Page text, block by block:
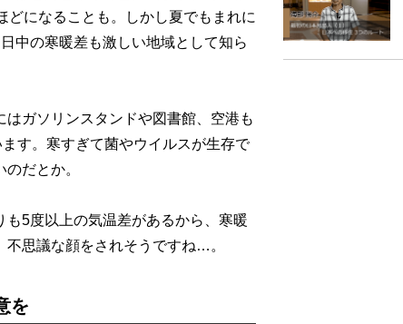
になることも。しかし夏でもまれに
中の寒暖差も激しい地域として知ら
ガソリンスタンドや図書館、空港も
す。寒すぎて菌やウイルスが生存で
だとか。
5度以上の気温差があるから、寒暖
思議な顔をされそうですね…。
を